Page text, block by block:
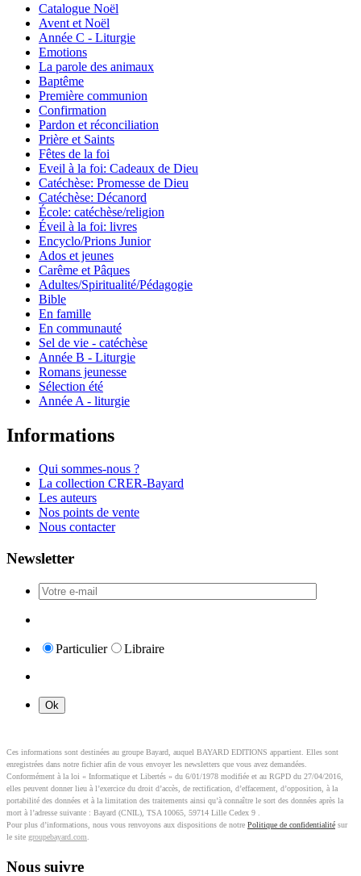
Catalogue Noël
Avent et Noël
Année C - Liturgie
Emotions
La parole des animaux
Baptême
Première communion
Confirmation
Pardon et réconciliation
Prière et Saints
Fêtes de la foi
Eveil à la foi: Cadeaux de Dieu
Catéchèse: Promesse de Dieu
Catéchèse: Décanord
École: catéchèse/religion
Éveil à la foi: livres
Encyclo/Prions Junior
Ados et jeunes
Carême et Pâques
Adultes/Spiritualité/Pédagogie
Bible
En famille
En communauté
Sel de vie - catéchèse
Année B - Liturgie
Romans jeunesse
Sélection été
Année A - liturgie
Informations
Qui sommes-nous ?
La collection CRER-Bayard
Les auteurs
Nos points de vente
Nous contacter
Newsletter
Particulier Libraire
Ces informations sont destinées au groupe Bayard, auquel BAYARD EDITIONS appartient. Elles sont
enregistrées dans notre fichier afin de vous envoyer les newsletters que vous avez demandées.
Conformément à la loi « Informatique et Libertés » du 6/01/1978 modifiée et au RGPD du 27/04/2016,
elles peuvent donner lieu à l’exercice du droit d’accès, de rectification, d’effacement, d’opposition, à la
portabilité des données et à la limitation des traitements ainsi qu’à connaître le sort des données après la
mort à l’adresse suivante : Bayard (CNIL), TSA 10065, 59714 Lille Cedex 9 .
Pour plus d’informations, nous vous renvoyons aux dispositions de notre Politique de confidentialité sur
le site groupebayard.com
Nous suivre